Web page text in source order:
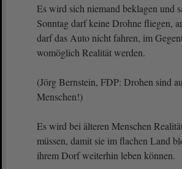
Es wird sich niemand beklagen und
Sonntag darf keine Drohne fliegen,
darf das Auto nicht fahren, im
womöglich Realität werden.
(Jörg Bernstein, FDP: Drohen sind
Menschen!)
Es wird bei älteren Menschen
müssen, damit sie im flachen Land
ihrem Dorf weiterhin leben können.